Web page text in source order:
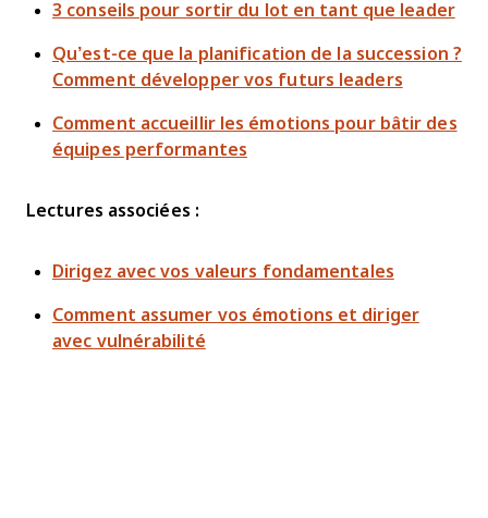
3 conseils pour sortir du lot en tant que leader
Qu’est-ce que la planification de la succession ?
Comment développer vos futurs leaders
Comment accueillir les émotions pour bâtir des
équipes performantes
Lectures associées :
Dirigez avec vos valeurs fondamentales
Comment assumer vos émotions et diriger
avec vulnérabilité